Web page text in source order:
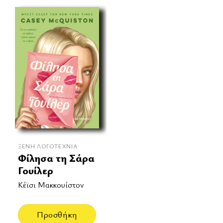
ΞΈΝΗ ΛΟΓΟΤΕΧΝΊΑ
Φίλησα τη Σάρα
Γουίλερ
Κέϊσι Μακκουίστον
Προσθήκη